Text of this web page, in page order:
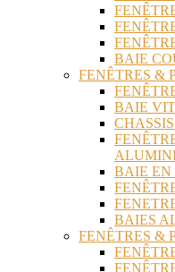
BAIE
FENÊTRES &
BAIE
BAIE EN
BAIES
FENÊTRES &